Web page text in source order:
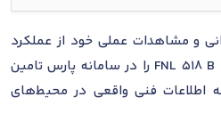
و مشاهدات عملی خود از عملکرد
یاتاقان FNL 518 B + C 2218 K + H 318 E را در سامانه پارس تامین
اطلاعات فنی واقعی در محیط‌های